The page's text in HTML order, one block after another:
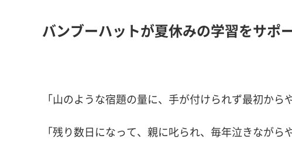
バンブーハットが夏休みの学習をサポ
「山のような宿題の量に、手が付けられず最初から
「残り数日になって、親に叱られ、毎年泣きながら